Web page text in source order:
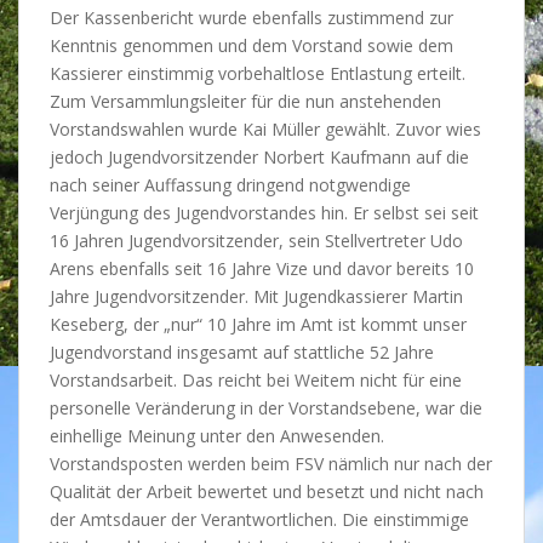
Der Kassenbericht wurde ebenfalls zustimmend zur
Kenntnis genommen und dem Vorstand sowie dem
Kassierer einstimmig vorbehaltlose Entlastung erteilt.
Zum Versammlungsleiter für die nun anstehenden
Vorstandswahlen wurde Kai Müller gewählt. Zuvor wies
jedoch Jugendvorsitzender Norbert Kaufmann auf die
nach seiner Auffassung dringend notgwendige
Verjüngung des Jugendvorstandes hin. Er selbst sei seit
16 Jahren Jugendvorsitzender, sein Stellvertreter Udo
Arens ebenfalls seit 16 Jahre Vize und davor bereits 10
Jahre Jugendvorsitzender. Mit Jugendkassierer Martin
Keseberg, der „nur“ 10 Jahre im Amt ist kommt unser
Jugendvorstand insgesamt auf stattliche 52 Jahre
Vorstandsarbeit. Das reicht bei Weitem nicht für eine
personelle Veränderung in der Vorstandsebene, war die
einhellige Meinung unter den Anwesenden.
Vorstandsposten werden beim FSV nämlich nur nach der
Qualität der Arbeit bewertet und besetzt und nicht nach
der Amtsdauer der Verantwortlichen. Die einstimmige